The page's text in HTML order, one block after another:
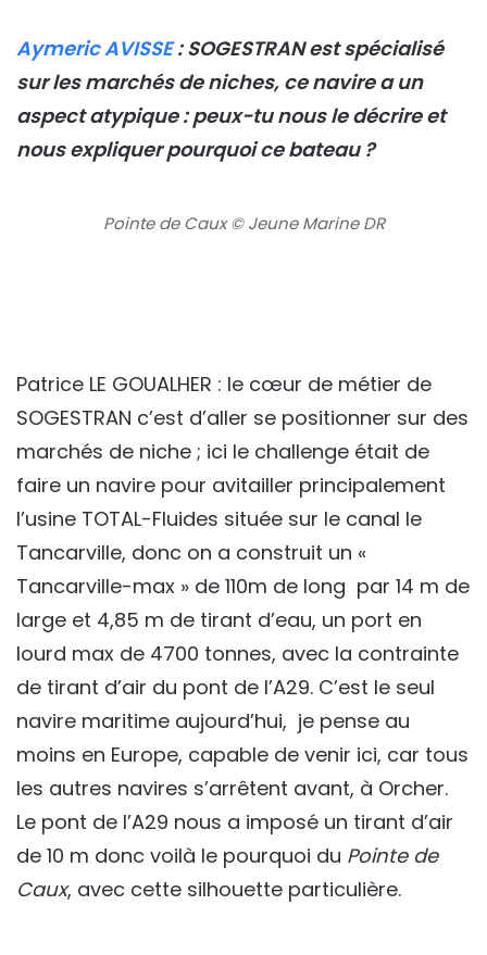
Aymeric AVISSE: SOGESTRAN est spécialisé
sur les marchés de niches, ce navire a un
aspect atypique : peux-tu nous le décrire et
nous expliquer pourquoi ce bateau ?
Pointe de Caux © Jeune Marine DR
Patrice LE GOUALHER : le cœur de métier de
SOGESTRAN c’est d’aller se positionner sur des
marchés de niche ; ici le challenge était de
faire un navire pour avitailler principalement
l’usine TOTAL-Fluides située sur le canal le
Tancarville, donc on a construit un «
Tancarville-max » de 110m de long par 14 m de
large et 4,85 m de tirant d’eau, un port en
lourd max de 4700 tonnes, avec la contrainte
de tirant d’air du pont de l’A29. C’est le seul
navire maritime aujourd’hui, je pense au
moins en Europe, capable de venir ici, car tous
les autres navires s’arrêtent avant, à Orcher.
Le pont de l’A29 nous a imposé un tirant d’air
de 10 m donc voilà le pourquoi du Pointe de
Caux, avec cette silhouette particulière.